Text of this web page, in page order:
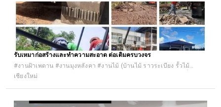
รับเหมาก่อสร้างและทำความสะอาด ต่อเติมครบวงจร
#งานฝ้าเพดาน #งานมุงหลังคา #งานไม้ (บ้านไม้ ราวระเบียง รั้วไม้
ระแนงไม้) #งานสวนและตกแต่ง #งานทำความสะอาด #งานซ่อมทั่วไป
เชียงใหม่